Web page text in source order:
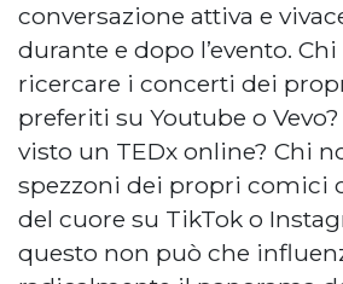
conversazione attiva e
durante e dopo l’evento.
ricercare i concerti dei
preferiti su Youtube o
visto un TEDx online? Chi
spezzoni dei propri comici
del cuore su TikTok o
questo non può che